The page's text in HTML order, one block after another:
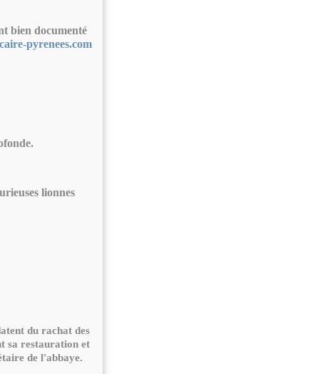
bien documenté
pyrenees.com
lionnes
du rachat des
sa restauration et
de l'abbaye.